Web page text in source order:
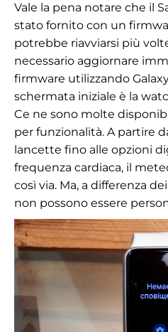
Vale la pena notare che il
stato fornito con un
potrebbe riavviarsi più
necessario aggiornare
firmware utilizzando
schermata iniziale è la
Ce ne sono molte
per funzionalità. A partire
lancette fino alle opzioni
frequenza cardiaca, il
così via. Ma, a differenza
non possono essere